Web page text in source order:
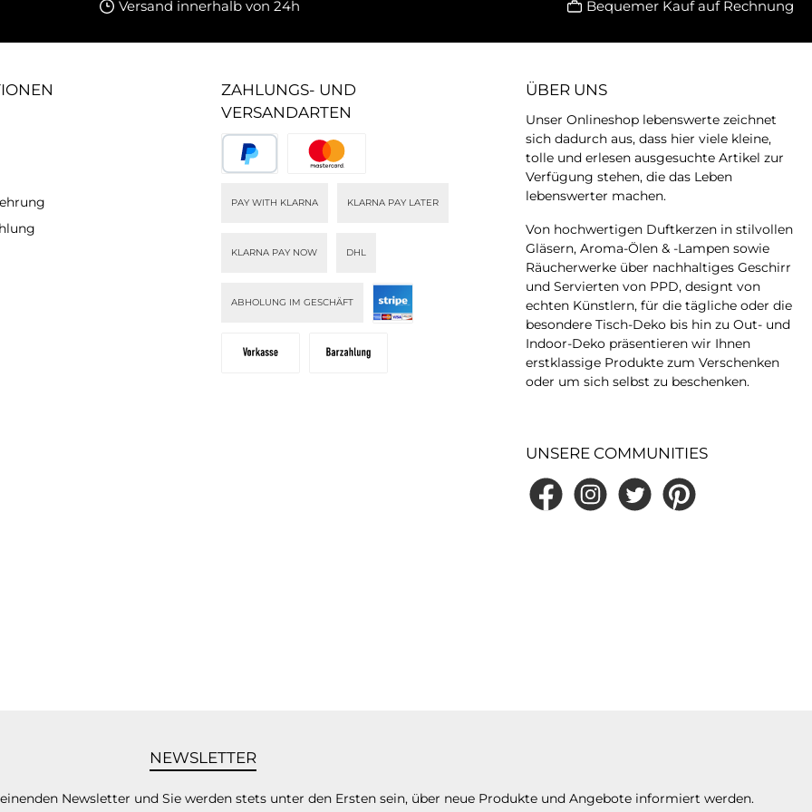
sich
Versand innerhalb von 24h Bequemer Kauf auf Rechnung
ZAHLUNGS- UND
VERSANDARTEN
PAY WITH KLARNA KLARNA PAY LATER
KLARNA PAY NOW DHL
ABHOLUNG IM GESCHÄFT
ÜBER UNS
Unser Onlineshop lebenswerte zeichnet
sich dadurch aus, dass hier viele kleine,
tolle und erlesen ausgesuchte Artikel zur
Verfügung stehen, die das Leben
lebenswerter machen.
Von hochwertigen Duftkerzen in stilvollen
Gläsern, Aroma-Ölen & -Lampen sowie
Räucherwerke über nachhaltiges Geschirr
und Servierten von PPD, designt von
echten Künstlern, für die tägliche oder die
besondere Tisch-Deko bis hin zu Out- und
Indoor-Deko präsentieren wir Ihnen
erstklassige Produkte zum Verschenken
oder um sich selbst zu beschenken.
UNSERE COMMUNITIES
FacebookInstagramTwitter Pinterest
NEWSLETTER
Newsletter und Sie werden stets unter den Ersten sein, über neue Produkte und Angebote informiert werden.